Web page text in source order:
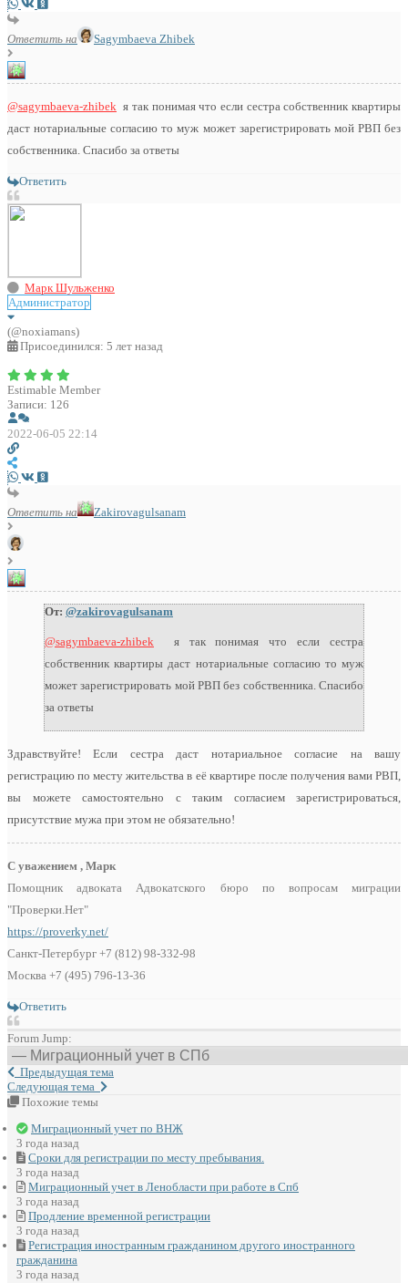
Ответить на Sagymbaeva Zhibek
@sagymbaeva-zhibek я так понимая что если сестра собственник квартиры
даст нотариальные согласию то муж может зарегистрировать мой РВП без
собственника. Спасибо за ответы
Ответить
Марк Шульженко
Администратор
(@noxiamans)
Присоединился: 5 лет назад
Estimable Member
Записи: 126
2022-06-05 22:14
Ответить на Zakirovagulsanam
От: @zakirovagulsanam
@sagymbaeva-zhibek я так понимая что если сестра
собственник квартиры даст нотариальные согласию то муж
может зарегистрировать мой РВП без собственника. Спасибо
за ответы
Здравствуйте! Если сестра даст нотариальное согласие на вашу
регистрацию по месту жительства в её квартире после получения вами РВП,
вы можете самостоятельно с таким согласием зарегистрироваться,
присутствие мужа при этом не обязательно!
С уважением , Марк
Помощник адвоката Адвокатского бюро по вопросам миграции
"Проверки.Нет"
https://proverky.net/
Санкт-Петербург +7 (812) 98-332-98
Москва +7 (495) 796-13-36
Ответить
Forum Jump:
Предыдущая тема
Следующая тема
Похожие темы
Миграционный учет по ВНЖ
3 года назад
Сроки для регистрации по месту пребывания.
3 года назад
Миграционный учет в Ленобласти при работе в Спб
3 года назад
Продление временной регистрации
3 года назад
Регистрация иностранным гражданином другого иностранного
гражданина
3 года назад